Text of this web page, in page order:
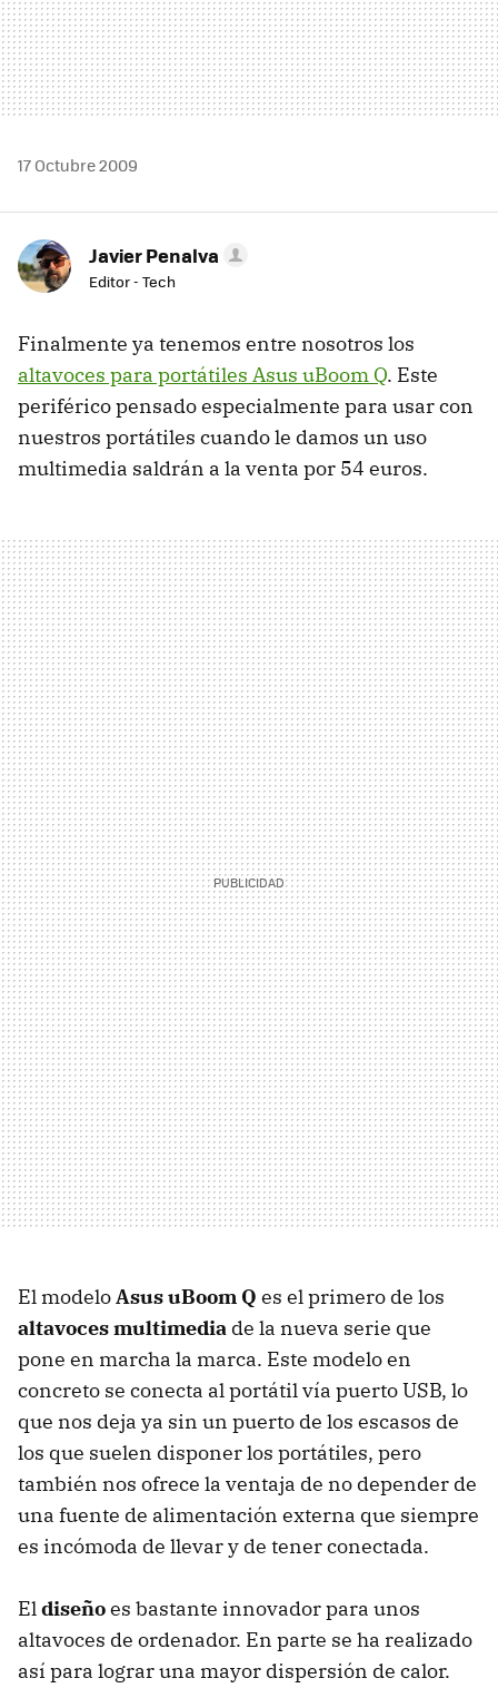
17 Octubre 2009
Javier Penalva
Editor - Tech
Finalmente ya tenemos entre nosotros los
altavoces para portátiles Asus uBoom Q. Este
periférico pensado especialmente para usar con
nuestros portátiles cuando le damos un uso
multimedia saldrán a la venta por 54 euros.
El modeloAsus uBoom Q es el primero de los
altavoces multimedia de la nueva serie que
pone en marcha la marca. Este modelo en
concreto se conecta al portátil vía puertoUSB, lo
que nos deja ya sin un puerto de los escasos de
los que suelen disponer los portátiles, pero
también nos ofrece la ventaja de no depender de
una fuente de alimentación externa que siempre
es incómoda de llevar y de tener conectada.
Eldiseñoes bastante innovador para unos
altavoces de ordenador. En parte se ha realizado
así para lograr una mayor dispersión de calor.